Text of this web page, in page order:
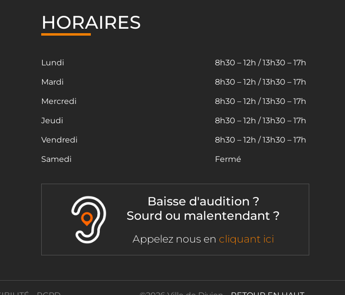
HORAIRES
Lundi
Mardi
Mercredi
Jeudi
Vendredi
Samedi
8h30 – 12h / 13h30 – 17h
8h30 – 12h / 13h30 – 17h
8h30 – 12h / 13h30 – 17h
8h30 – 12h / 13h30 – 17h
8h30 – 12h / 13h30 – 17h
Fermé
Baisse d'audition ?
Sourd ou malentendant ?
Appelez nous en cliquant ici